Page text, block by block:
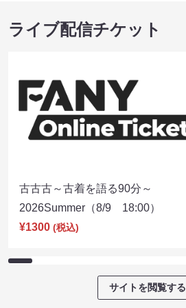
ライブ配信チケット
古古古～古着を語る90分～
2026Summer（8/9 18:00）
¥1300 (税込)
サイトを閲覧する